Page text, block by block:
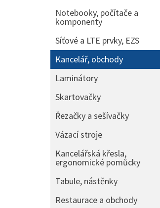
Notebooky, počítače a
komponenty
Síťové a LTE prvky, EZS
Kancelář, obchody
Laminátory
Skartovačky
Řezačky a sešívačky
Vázací stroje
Kancelářská křesla,
ergonomické pomůcky
Tabule, nástěnky
Restaurace a obchody